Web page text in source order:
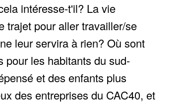
intéresse-t'il? La vie
trajet pour aller travailler/se
leur servira à rien? Où sont
pour les habitants du sud-
et des enfants plus
des entreprises du CAC40, et